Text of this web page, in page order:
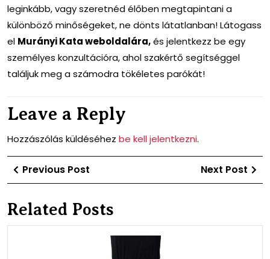
leginkább, vagy szeretnéd élőben megtapintani a
különböző minőségeket, ne dönts látatlanban! Látogass
el Murányi Kata weboldalára,és jelentkezz be egy
személyes konzultációra, ahol szakértő segítséggel
találjuk meg a számodra tökéletes parókát!
Leave a Reply
Hozzászólás küldéséhez be kell jelentkezni.
Bejegyzés
navigáció
Previous Post
Post
Next Post
Related Posts